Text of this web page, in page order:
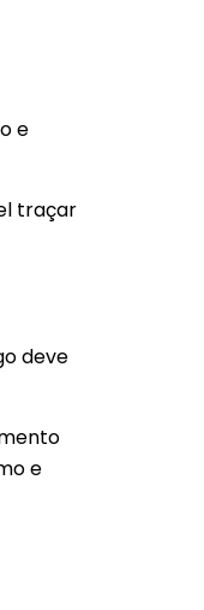
e
traçar
deve
e